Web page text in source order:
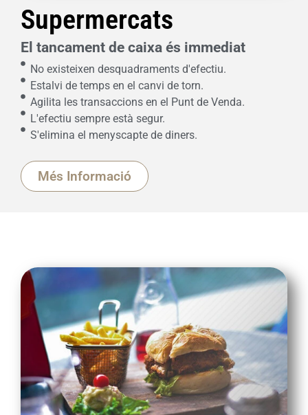
Supermercats
El tancament de caixa és immediat
No existeixen desquadraments d'efectiu.
Estalvi de temps en el canvi de torn.
Agilita les transaccions en el Punt de Venda.
L'efectiu sempre està segur.
S'elimina el menyscapte de diners.
Més Informació